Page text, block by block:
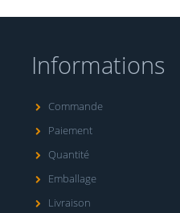
Informations
Commande
Paiement
Quantité
Emballage
Livraison